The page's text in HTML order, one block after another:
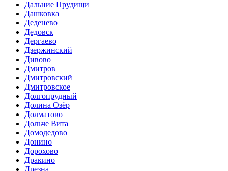
Дальние Прудищи
Дашковка
Деденево
Дедовск
Дергаево
Дзержинский
Дивово
Дмитров
Дмитровский
Дмитровское
Долгопрудный
Долина Озёр
Долматово
Дольче Вита
Домодедово
Донино
Дорохово
Дракино